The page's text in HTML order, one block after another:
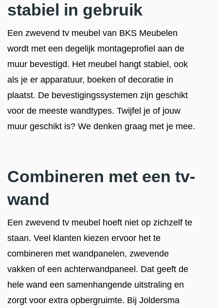
stabiel in gebruik
Een zwevend tv meubel van BKS Meubelen
wordt met een degelijk montageprofiel aan de
muur bevestigd. Het meubel hangt stabiel, ook
als je er apparatuur, boeken of decoratie in
plaatst. De bevestigingssystemen zijn geschikt
voor de meeste wandtypes. Twijfel je of jouw
muur geschikt is? We denken graag met je mee.
Combineren met een tv-
wand
Een zwevend tv meubel hoeft niet op zichzelf te
staan. Veel klanten kiezen ervoor het te
combineren met wandpanelen, zwevende
vakken of een achterwandpaneel. Dat geeft de
hele wand een samenhangende uitstraling en
zorgt voor extra opbergruimte. Bij Joldersma